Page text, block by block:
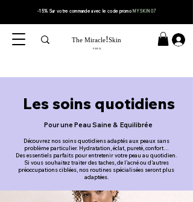
-15% Sur votrecommandeavec le code promoMYSKIN07
The Miracle!Skin
PARIS
Les soins quotidiens
Pour une Peau Saine & Equilibrée
Découvrez nos soins quotidiens adaptés aux peaux sans
problème particulier. Hydratation, éclat, pureté, confort…
Des essentiels parfaits pour entretenir votre peau au quotidien.
Si vous souhaitez traiter des taches, de l’acné ou d’autres
préoccupations ciblées, nos routines spécialisées seront plus
adaptées.